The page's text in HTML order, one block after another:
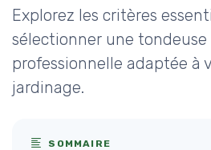
Explorez les critères
sélectionner une tondeuse
professionnelle adaptée à
jardinage.
SOMMAIRE